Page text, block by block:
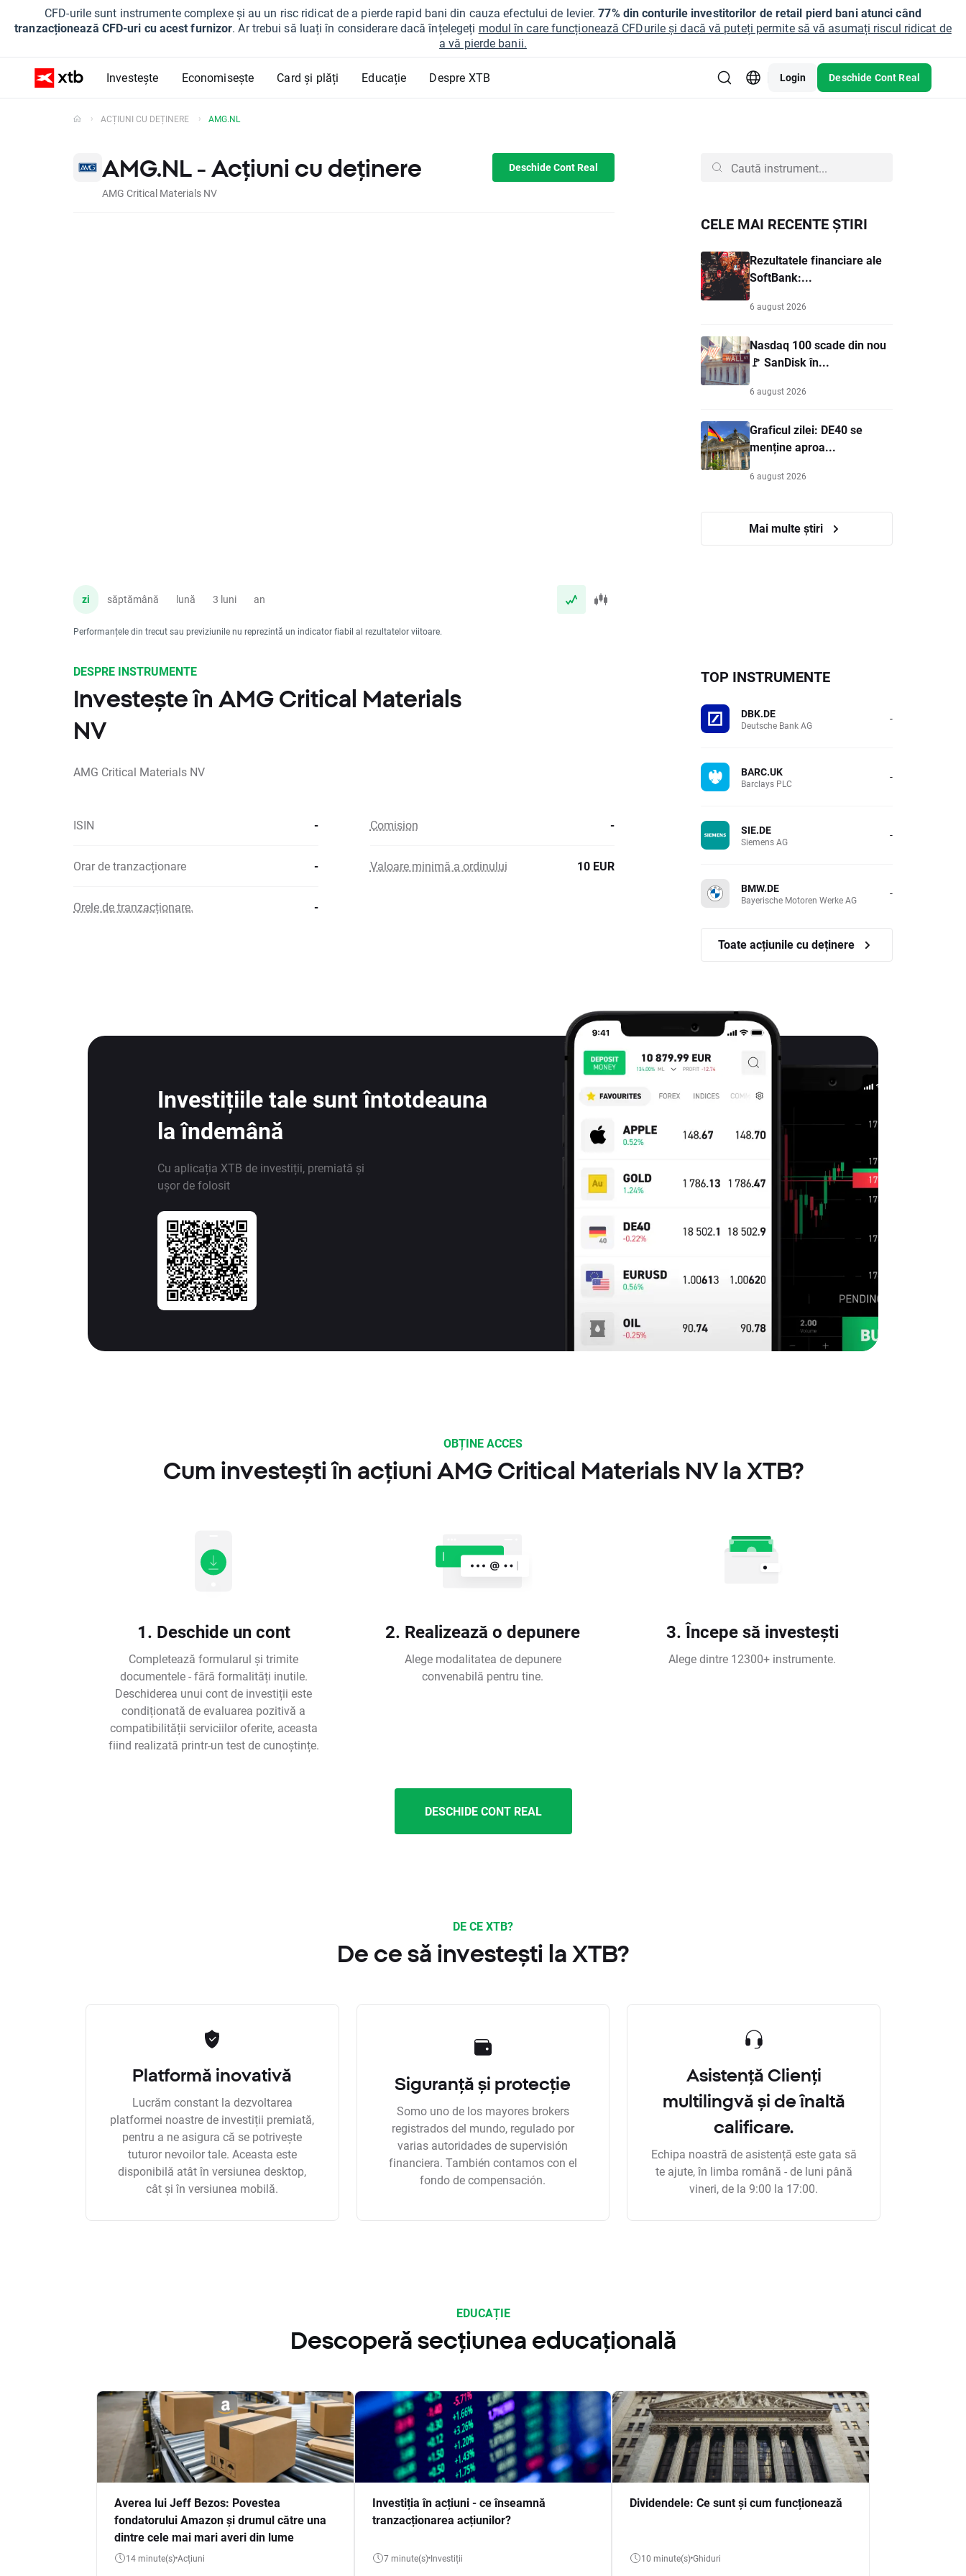
CFD-urile sunt instrumente complexe și au un risc ridicat de a pierde rapid bani din cauza efectului de levier.77% din conturile investitorilor de retail pierd bani atunci când
tranzacționează CFD-uri cu acest furnizor. Ar trebui să luați în considerare dacă înțelegeți modul în care funcționează CFDurile și dacă vă puteți permite să vă asumați riscul ridicat de
a vă pierde banii.
Investește Economisește Card și plăți Educație Despre XTB Login Deschide Cont Real
ACȚIUNI CU DEȚINERE AMG.NL
AMG.NL - Acțiuni cu deținere
AMG Critical Materials NV
Deschide Cont Real
zi săptămână lună 3 luni an
Performanțele din trecut sau previziunile nu reprezintă un indicator fiabil al rezultatelor viitoare.
CELE MAI RECENTE ȘTIRI
Rezultatele financiare ale
SoftBank:...
6 august 2026
Nasdaq 100 scade din nou
🚩 SanDisk în...
6 august 2026
Graficul zilei: DE40 se
menține aproa...
6 august 2026
Mai multe știri
DESPRE INSTRUMENTE
Investește în AMG Critical Materials
NV
AMG Critical Materials NV
ISIN - Comision -
Orar de tranzacționare - Valoare minimă a ordinului 10 EUR
Orele de tranzacționare. -
TOP INSTRUMENTE
DBK.DE
Deutsche Bank AG -
BARC.UK
Barclays PLC -
SIE.DE
Siemens AG -
BMW.DE
Bayerische Motoren Werke AG -
Toate acțiunile cu deținere
Investițiile tale sunt întotdeauna
la îndemână
Cu aplicația XTB de investiții, premiată și
ușor de folosit
OBȚINE ACCES
Cum investești în acțiuni AMG Critical Materials NV la XTB?
1. Deschide un cont
Completează formularul și trimite
documentele - fără formalități inutile.
Deschiderea unui cont de investiții este
condiționată de evaluarea pozitivă a
compatibilității serviciilor oferite, aceasta
fiind realizată printr-un test de cunoștințe.
2. Realizează o depunere
Alege modalitatea de depunere
convenabilă pentru tine.
3. Începe să investești
Alege dintre 12300+ instrumente.
DESCHIDE CONT REAL
DE CE XTB?
De ce să investești la XTB?
Platformă inovativă
Lucrăm constant la dezvoltarea
platformei noastre de investiții premiată,
pentru a ne asigura că se potrivește
tuturor nevoilor tale. Aceasta este
disponibilă atât în versiunea desktop,
cât și în versiunea mobilă.
Siguranță și protecție
Somo uno de los mayores brokers
registrados del mundo, regulado por
varias autoridades de supervisión
financiera. También contamos con el
fondo de compensación.
Asistență Clienți
multilingvă și de înaltă
calificare.
Echipa noastră de asistență este gata să
te ajute, în limba română - de luni până
vineri, de la 9:00 la 17:00.
EDUCAȚIE
Descoperă secțiunea educațională
Averea lui Jeff Bezos: Povestea
fondatorului Amazon și drumul către una
dintre cele mai mari averi din lume
14 minute(s) Acțiuni
Investiția în acțiuni - ce înseamnă
tranzacționarea acțiunilor?
7 minute(s) Investiții
Dividendele: Ce sunt și cum funcționează
10 minute(s) Ghiduri